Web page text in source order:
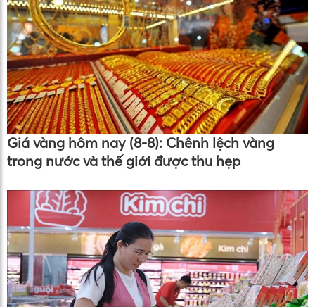
Giá vàng hôm nay (8-8): Chênh lệch vàng
trong nước và thế giới được thu hẹp